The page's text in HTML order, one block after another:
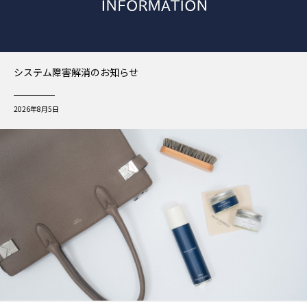
システム障害解消のお知らせ
2026年8月5日